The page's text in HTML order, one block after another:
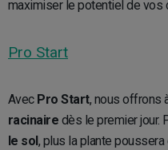
maximiser le potentiel de vos
Pro Start
Avec Pro Start, nous offrons
racinaire dès le premier jour.
le sol , plus la plante